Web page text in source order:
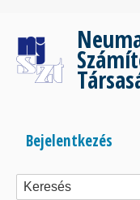
tartalomra
Bejelentkezés
menüje
Bejelentkezés